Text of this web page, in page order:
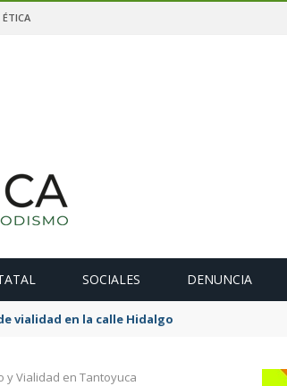
SOCIALES DENUNCIA
vialidad en la calle Hidalgo
y Vialidad en Tantoyuca